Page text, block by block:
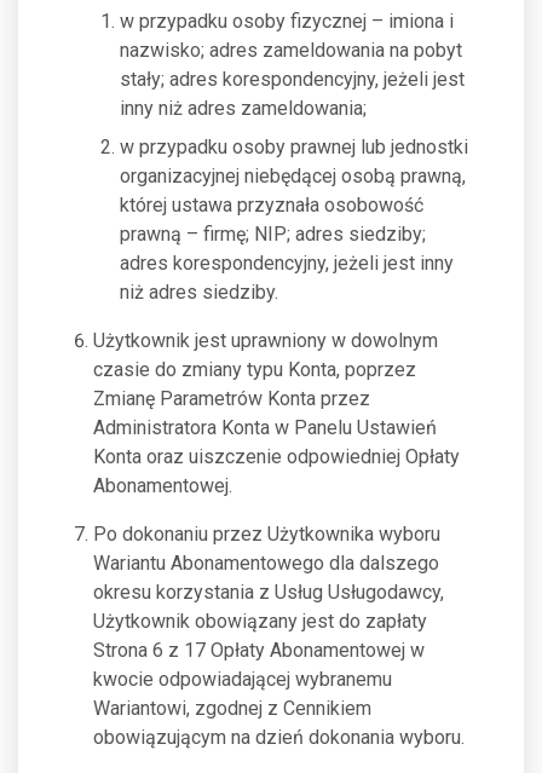
w przypadku osoby fizycznej – imiona i
nazwisko; adres zameldowania na pobyt
stały; adres korespondencyjny, jeżeli jest
inny niż adres zameldowania;
w przypadku osoby prawnej lub jednostki
organizacyjnej niebędącej osobą prawną,
której ustawa przyznała osobowość
prawną – firmę; NIP; adres siedziby;
adres korespondencyjny, jeżeli jest inny
niż adres siedziby.
Użytkownik jest uprawniony w dowolnym
czasie do zmiany typu Konta, poprzez
Zmianę Parametrów Konta przez
Administratora Konta w Panelu Ustawień
Konta oraz uiszczenie odpowiedniej Opłaty
Abonamentowej.
Po dokonaniu przez Użytkownika wyboru
Wariantu Abonamentowego dla dalszego
okresu korzystania z Usług Usługodawcy,
Użytkownik obowiązany jest do zapłaty
Strona 6 z 17 Opłaty Abonamentowej w
kwocie odpowiadającej wybranemu
Wariantowi, zgodnej z Cennikiem
obowiązującym na dzień dokonania wyboru.